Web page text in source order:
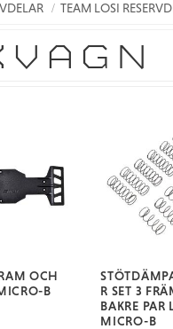
TEAM LOSI
OCH
B
R SET 3
BAKRE PAR
MICRO-B